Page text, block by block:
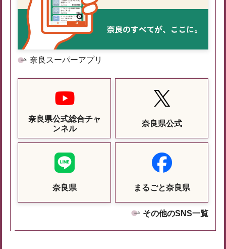
奈良スーパーアプリ
奈良県公式総合チャ
ンネル
奈良県公式
奈良県 まるごと奈良県
その他のSNS一覧